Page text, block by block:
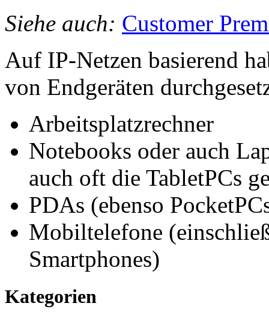
Siehe auch: Customer
Auf IP-Netzen basierend
von Endgeräten
Arbeitsplatzrechner
Notebooks oder auch
auch oft die TabletPCs
PDAs (ebenso
Mobiltelefone
Smartphones)
Kategorien